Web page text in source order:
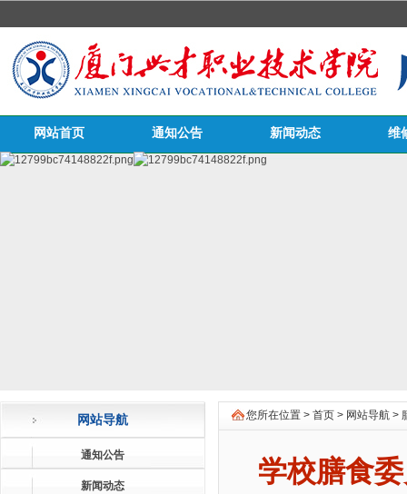
网站首页 通知公告 新闻动态 维
网站导航
通知公告
新闻动态
您所在位置 > 首页 > 网站导航 >
学校膳食